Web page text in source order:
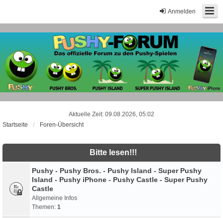
Anmelden
Aktuelle Zeit: 09.08.2026, 05:02
Startseite
Foren-Übersicht
Bitte lesen!!!
Pushy - Pushy Bros. - Pushy Island - Super Pushy
Island - Pushy iPhone - Pushy Castle - Super Pushy
Castle
Allgemeine Infos
Themen: 1